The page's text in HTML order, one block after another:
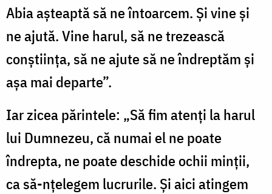
Abia aşteaptă să ne întoarcem. Şi vine şi
ne ajută. Vine harul, să ne trezească
conştiinţa, să ne ajute să ne îndreptăm şi
aşa mai departe”.
Iar zicea părintele: „Să fim atenţi la harul
lui Dumnezeu, că numai el ne poate
îndrepta, ne poate deschide ochii minţii,
ca să-nţelegem lucrurile. Şi aici atingem